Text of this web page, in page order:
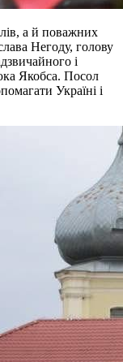
а й поважних
Негоду, голову
і
Якобса. Посол
Україні і